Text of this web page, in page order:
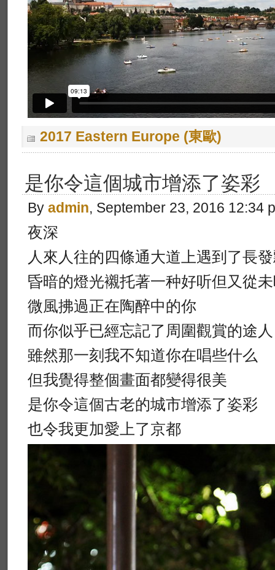
2017 Eastern Europe (東歐)
是你令這個城市增添了姿彩
By admin, September 23, 2016 12:34
夜深
人來人往的四條通大道上遇到了長
昏暗的燈光襯托著一种好听但又從
微風拂過正在陶醉中的你
而你似乎已經忘記了周圍觀賞的途人
雖然那一刻我不知道你在唱些什么
但我覺得整個畫面都變得很美
是你令這個古老的城市增添了姿彩
也令我更加愛上了京都